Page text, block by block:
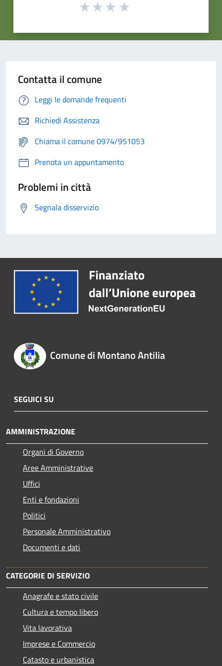
Contatta il comune
Leggi le domande frequenti
Richiedi Assistenza
Chiama il comune 0974/951053
Prenota un appuntamento
Problemi in città
Segnala disservizio
Comune di Montano Antilia
SEGUICI SU
AMMINISTRAZIONE
Organi di Governo
Aree Amministrative
Uffici
Enti e fondazioni
Politici
Personale Amministrativo
Documenti e dati
CATEGORIE DI SERVIZIO
Anagrafe e stato civile
Cultura e tempo libero
Vita lavorativa
Imprese e Commercio
Catasto e urbanistica